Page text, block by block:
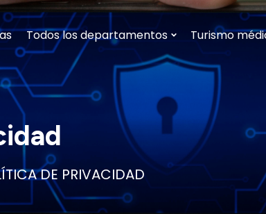
Todos los departamentos Turismo
DE PRIVACIDAD